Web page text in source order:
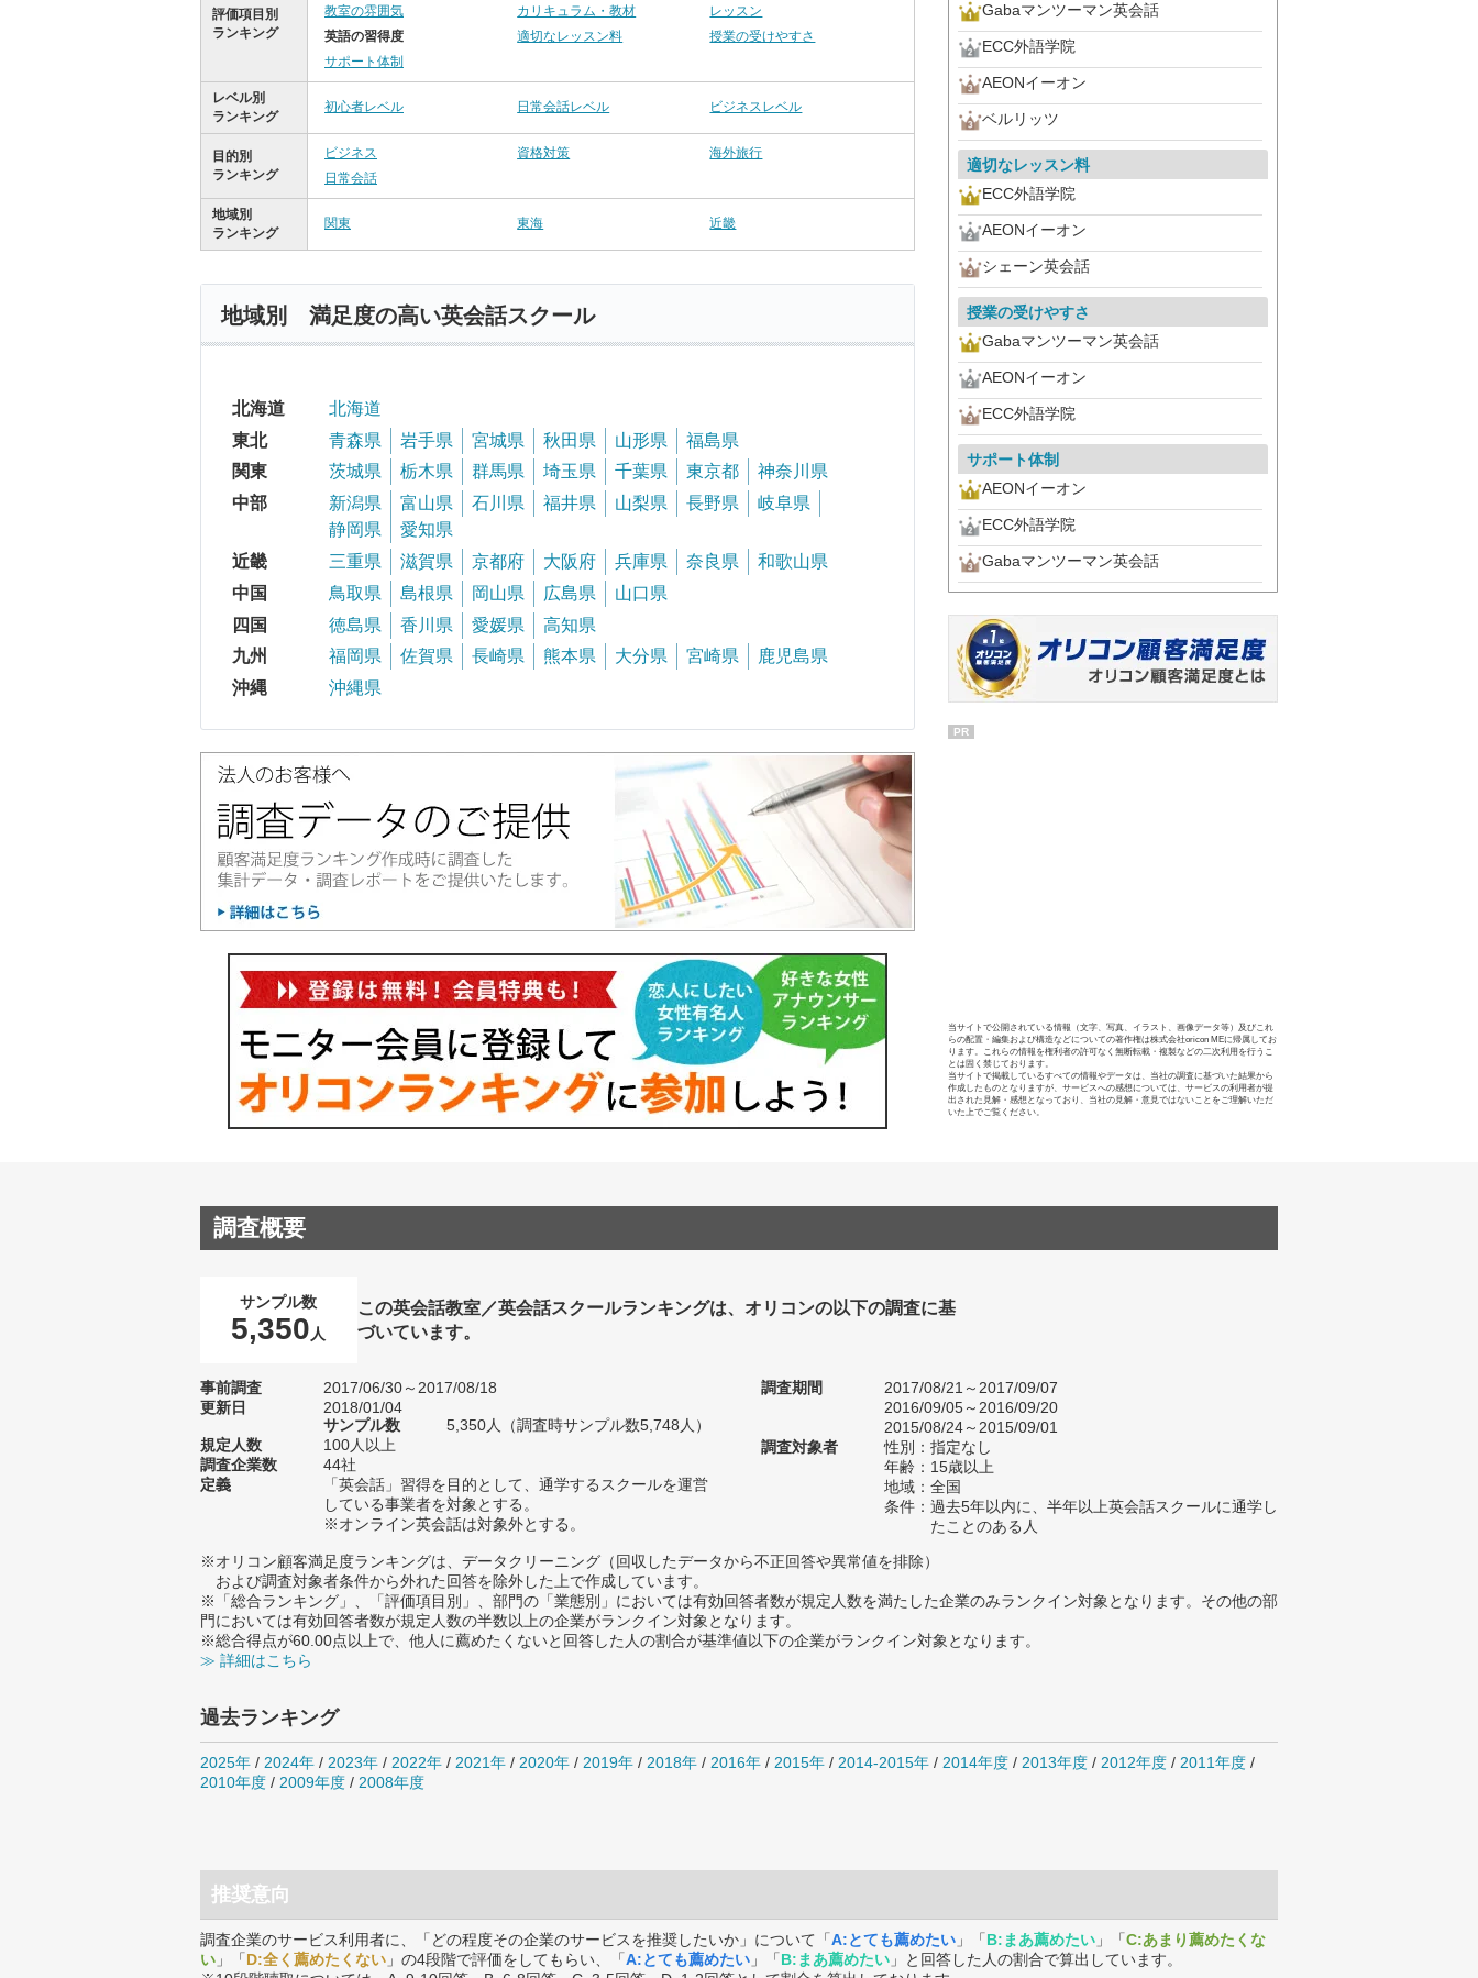
評価項目別
ランキング
教室の雰囲気
カリキュラム・教材
レッスン
英語の習得度
適切なレッスン料
授業の受けやすさ
サポート体制
レベル別
ランキング
初心者レベル 日常会話レベル ビジネスレベル
目的別
ランキング
ビジネス 資格対策
海外旅行
日常会話
地域別
ランキング
関東 東海 近畿
地域別 満足度の高い英会話スクール
北海道
北海道
東北
青森県 岩手県 宮城県 秋田県 山形県
福島県
関東
茨城県 栃木県 群馬県 埼玉県 千葉県 東京都
神奈川県
中部
新潟県 富山県 石川県 福井県 山梨県 長野県
岐阜県
静岡県
愛知県
近畿
三重県 滋賀県 京都府 大阪府 兵庫県 奈良県
和歌山県
中国
鳥取県 島根県 岡山県 広島県
山口県
四国
徳島県 香川県 愛媛県
高知県
九州
福岡県 佐賀県 長崎県 熊本県 大分県 宮崎県
鹿児島県
沖縄
沖縄県
Gabaマンツーマン英会話
ECC外語学院
AEONイーオン
ベルリッツ
適切なレッスン料
ECC外語学院
AEONイーオン
シェーン英会話
授業の受けやすさ
Gabaマンツーマン英会話
AEONイーオン
ECC外語学院
サポート体制
AEONイーオン
ECC外語学院
Gabaマンツーマン英会話
PR
当サイトで公開されている情報（文字、写真、イラスト、画像データ等）及びこれ
らの配置・編集および構造などについての著作権は株式会社oricon MEに帰属してお
ります。これらの情報を権利者の許可なく無断転載・複製などの二次利用を行うこ
とは固く禁じております。
当サイトで掲載しているすべての情報やデータは、当社の調査に基づいた結果から
作成したものとなりますが、サービスへの感想については、サービスの利用者が提
出された見解・感想となっており、当社の見解・意見ではないことをご理解いただ
いた上でご覧ください。
調査概要
サンプル数
5,350 人
この英会話教室／英会話スクールランキングは、オリコンの以下の調査に基
づいています。
事前調査
2017/06/30～2017/08/18
更新日
2018/01/04
サンプル数
5,350人（調査時サンプル数5,748人）
規定人数
100人以上
調査企業数
44社
定義
「英会話」習得を目的として、通学するスクールを運営
している事業者を対象とする。
※オンライン英会話は対象外とする。
調査期間
2017/08/21～2017/09/07
2016/09/05～2016/09/20
2015/08/24～2015/09/01
調査対象者
性別：指定なし
年齢：15歳以上
地域：全国
条件：過去5年以内に、半年以上英会話スクールに通学し
たことのある人
※オリコン顧客満足度ランキングは、データクリーニング（回収したデータから不正回答や異常値を排除）
および調査対象者条件から外れた回答を除外した上で作成しています。
※「総合ランキング」、「評価項目別」、部門の「業態別」においては有効回答者数が規定人数を満たした企業のみランクイン対象となります。その他の部
門においては有効回答者数が規定人数の半数以上の企業がランクイン対象となります。
※総合得点が60.00点以上で、他人に薦めたくないと回答した人の割合が基準値以下の企業がランクイン対象となります。
≫ 詳細はこちら
過去ランキング
2025年 / 2024年 / 2023年 / 2022年 / 2021年 / 2020年 / 2019年 / 2018年 / 2016年 / 2015年 / 2014-2015年 / 2014年度 / 2013年度 / 2012年度 / 2011年度 /
2010年度 / 2009年度 / 2008年度
推奨意向
調査企業のサービス利用者に、「どの程度その企業のサービスを推奨したいか」について「A:とても薦めたい 」「B:まあ薦めたい 」「C:あまり薦めたくな
い 」「D:全く薦めたくない 」の4段階で評価をしてもらい、「A:とても薦めたい 」「B:まあ薦めたい 」と回答した人の割合で算出しています。